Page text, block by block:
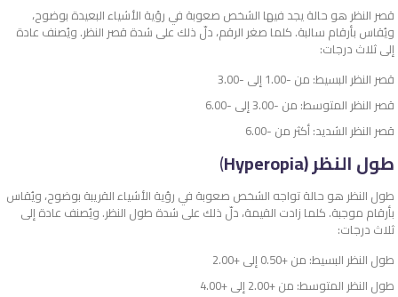
قصر النظر هو حالة يجد فيها الشخص صعوبة في رؤية الأشياء البعيدة بوضوح،
ويُقاس بأرقام سالبة. كلما صغر الرقم، دلّ ذلك على شدة قصر النظر. ويُصنف عادة
إلى ثلاث درجات:
قصر النظر البسيط: من -1.00 إلى -3.00
قصر النظر المتوسط: من -3.00 إلى -6.00
قصر النظر الشديد: أكثر من -6.00
طول النظر (Hyperopia )
طول النظر هو حالة تواجه الشخص صعوبة في رؤية الأشياء القريبة بوضوح، ويُقاس
بأرقام موجبة. كلما زادت القيمة، دلّ ذلك على شدة طول النظر. ويُصنف عادة إلى
ثلاث درجات:
طول النظر البسيط: من +0.50 إلى +2.00
طول النظر المتوسط: من +2.00 إلى +4.00